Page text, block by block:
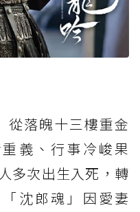
從落魄十三樓重金
義、行事冷峻果
多次出生入死，轉
沈郎魂」因愛妻